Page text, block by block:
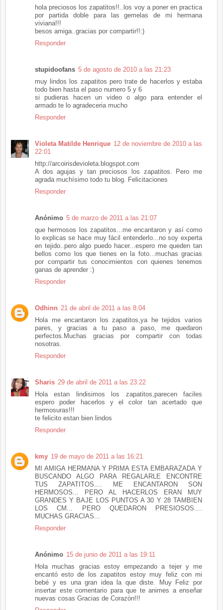
hola preciosos los zapatitos!!..los voy a poner en practica
por partida doble para las gemelas de mi hermana
viviana!!!
besos amiga..gracias por compartir!!:)
Responder
stupidoofans 5 de agosto de 2010 a las 21:23
muy lindos los zapatitos pero trate de hacerlos y estaba
todo bien hasta el paso numero 5 y 6
si pudieras hacen un video o algo para entender el
armado te lo agradeceria mucho
Responder
Violeta Matilde Henrique 12 de noviembre de 2010 a las
22:01
http://arcoirisdevioleta.blogspot.com
A dos agujas y tan preciosos los zapatitos. Pero me
agrada muchísimo todo tu blog. Felicitaciones
Responder
Anónimo 5 de marzo de 2011 a las 21:07
que hermosos los zapatitos...me encantaron y así como
lo explicas se hace muy fácil entenderlo...no soy experta
en tejido..pero algo puedo hacer...espero me queden tan
bellos como los que tienes en la foto...muchas gracias
por compartir tus conocimientos con quienes tenemos
ganas de aprender :)
Responder
Odhinn 21 de abril de 2011 a las 8:04
Hola me encantaron los zapatitos,ya he tejidos varios
pares, y gracias a tu paso a paso, me quedaron
perfectos.Muchas gracias por compartir con todas
nosotras.
Responder
Sharis 29 de abril de 2011 a las 23:22
Hola estan lindisimos los zapatitos,parecen faciles
espero poder hacerlos y el color tan acertado que
hermosuras!!!
te felicito estan bien lindos
Responder
kmy 19 de mayo de 2011 a las 16:21
MI AMIGA HERMANA Y PRIMA ESTA EMBARAZADA Y
BUSCANDO ALGO PARA REGALARLE ENCONTRE
TUS ZAPATITOS.... ME ENCANTARON SON
HERMOSOS... PERO AL HACERLOS ERAN MUY
GRANDES Y BAJE LOS PUNTOS A 30 Y 28 TAMBIEN
LOS CM... PERO QUEDARON PRESIOSOS....
MUCHAS GRACIAS...
Responder
Anónimo 15 de junio de 2011 a las 19:11
Hola muchas gracias estoy empezando a tejer y me
encantó esto de los zapatitos estoy muy feliz con mi
bebé y es una gran idea la que diste. Muy Feliz por
insertar este comentario para que te animes a enseñar
nuevas cosas Gracias de Corazón!!!